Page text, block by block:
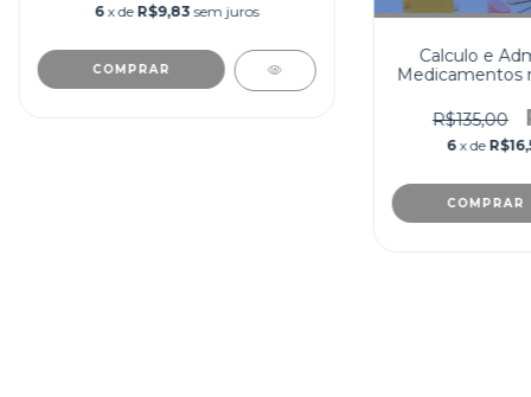
6 x de R$9,83 sem juros
Calculo e
Medicamentos
R$135,00
6 x de